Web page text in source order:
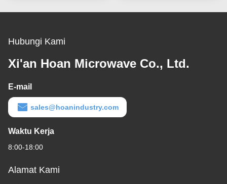
Hubungi Kami
Xi'an Hoan Microwave Co., Ltd.
E-mail
sales@hoanindustry.com
Waktu Kerja
8:00-18:00
Alamat Kami